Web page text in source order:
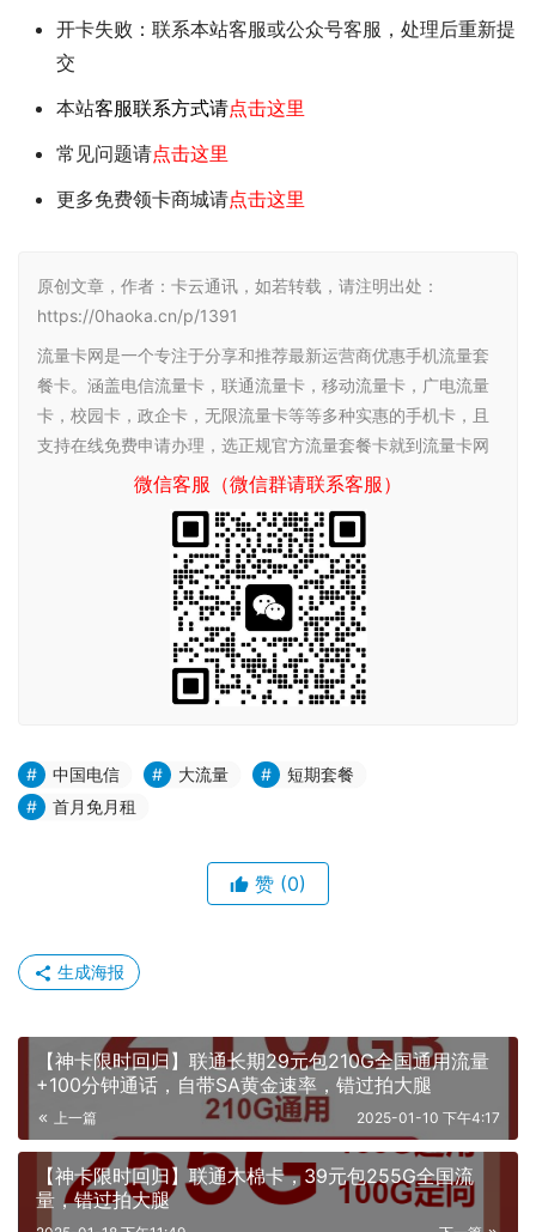
开卡失败：联系本站客服或公众号客服，处理后重新提
交
本站客服联系方式请点击这里
常见问题请点击这里
更多免费领卡商城请点击这里
原创文章，作者：卡云通讯，如若转载，请注明出处：
https://0haoka.cn/p/1391
流量卡网是一个专注于分享和推荐最新运营商优惠手机流量套
餐卡。涵盖电信流量卡，联通流量卡，移动流量卡，广电流量
卡，校园卡，政企卡，无限流量卡等等多种实惠的手机卡，且
支持在线免费申请办理，选正规官方流量套餐卡就到流量卡网
微信客服（微信群请联系客服）
中国电信 大流量
短期套餐
首月免月租
赞 (0)
生成海报
【神卡限时回归】联通长期29元包210G全国通用流量
+100分钟通话，自带SA黄金速率，错过拍大腿
上一篇 2025-01-10 下午4:17
【神卡限时回归】联通木棉卡，39元包255G全国流
量，错过拍大腿